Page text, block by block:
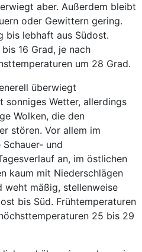
aber. Außerdem bleibt
oder Gewittern gering.
bis lebhaft aus Südost.
16 Grad, je nach
um 28 Grad.
überwiegt
sonniges Wetter, allerdings
Wolken, die den
stören. Vor allem im
und
an, im östlichen
kaum mit Niederschlägen
weht mäßig, stellenweise
bis Süd. Frühtemperaturen
25 bis 29